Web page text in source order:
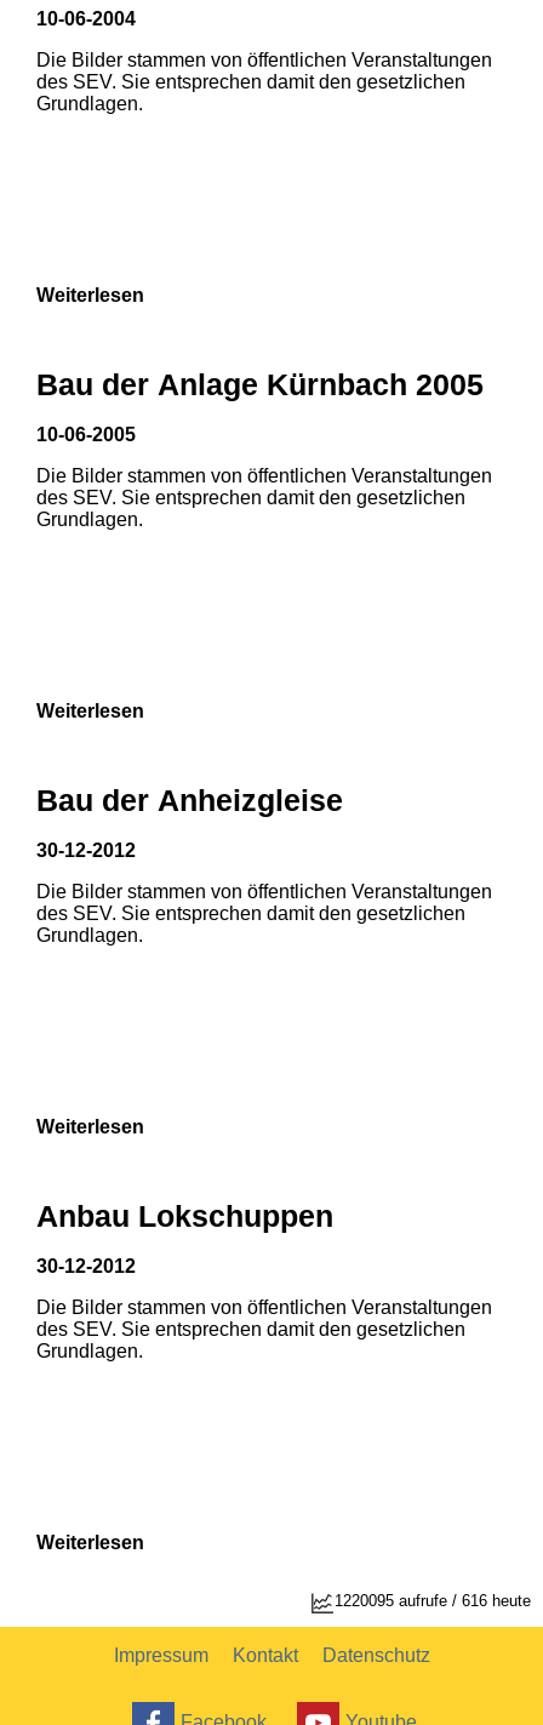
1 2
1 2 3
1 2
10-06-2004
Die Bilder stammen von öffentlichen Veranstaltungen
des SEV. Sie entsprechen damit den gesetzlichen
Grundlagen.
Weiterlesen
Bau der Anlage Kürnbach 2005
10-06-2005
Die Bilder stammen von öffentlichen Veranstaltungen
des SEV. Sie entsprechen damit den gesetzlichen
Grundlagen.
Weiterlesen
Bau der Anheizgleise
30-12-2012
Die Bilder stammen von öffentlichen Veranstaltungen
des SEV. Sie entsprechen damit den gesetzlichen
Grundlagen.
Weiterlesen
Anbau Lokschuppen
30-12-2012
Die Bilder stammen von öffentlichen Veranstaltungen
des SEV. Sie entsprechen damit den gesetzlichen
Grundlagen.
Weiterlesen
1220095 aufrufe / 616 heute
Impressum Kontakt Datenschutz